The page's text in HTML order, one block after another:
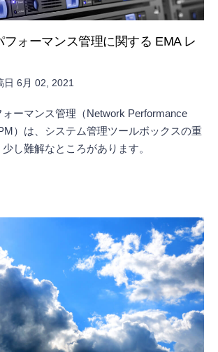
フォーマンス管理に関する EMA レ
日 6月 02, 2021
ーマンス管理（Network Performance
）は、システム管理ツールボックスの重
し難解なところがあります。